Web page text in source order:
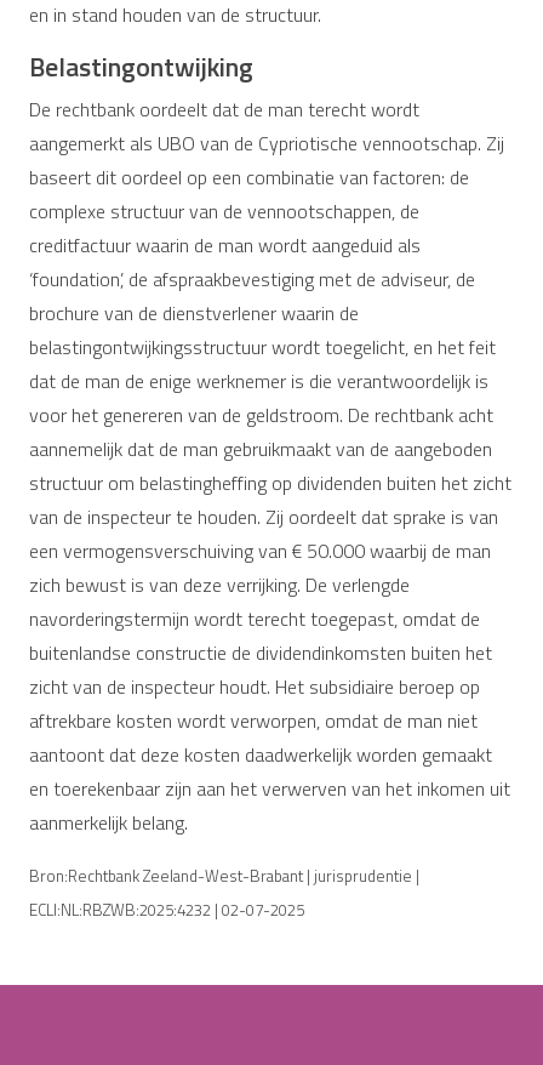
en in stand houden van de structuur.
Belastingontwijking
De rechtbank oordeelt dat de man terecht wordt
aangemerkt als UBO van de Cypriotische vennootschap. Zij
baseert dit oordeel op een combinatie van factoren: de
complexe structuur van de vennootschappen, de
creditfactuur waarin de man wordt aangeduid als
‘foundation’, de afspraakbevestiging met de adviseur, de
brochure van de dienstverlener waarin de
belastingontwijkingsstructuur wordt toegelicht, en het feit
dat de man de enige werknemer is die verantwoordelijk is
voor het genereren van de geldstroom. De rechtbank acht
aannemelijk dat de man gebruikmaakt van de aangeboden
structuur om belastingheffing op dividenden buiten het zicht
van de inspecteur te houden. Zij oordeelt dat sprake is van
een vermogensverschuiving van € 50.000 waarbij de man
zich bewust is van deze verrijking. De verlengde
navorderingstermijn wordt terecht toegepast, omdat de
buitenlandse constructie de dividendinkomsten buiten het
zicht van de inspecteur houdt. Het subsidiaire beroep op
aftrekbare kosten wordt verworpen, omdat de man niet
aantoont dat deze kosten daadwerkelijk worden gemaakt
en toerekenbaar zijn aan het verwerven van het inkomen uit
aanmerkelijk belang.
Bron:Rechtbank Zeeland-West-Brabant | jurisprudentie |
ECLI:NL:RBZWB:2025:4232 | 02-07-2025